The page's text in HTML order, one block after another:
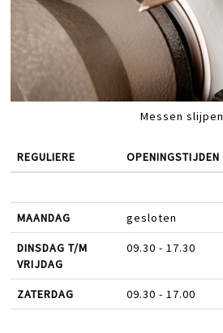
Messen slijpen
REGULIERE OPENINGSTIJDEN
MAANDAG gesloten
DINSDAG T/M
VRIJDAG
09.30 - 17.30
ZATERDAG 09.30 - 17.00